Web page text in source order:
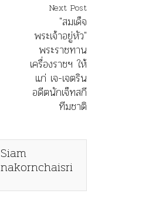
Next Post
"สมเด็จ
พระเจ้าอยู่หัว"
พระราชทาน
เครื่องราชฯ ให้
แก่ เจ-เจตริน
อดีตนักเจ็ทสกี
ทีมชาติ
Siam
nakornchaisri